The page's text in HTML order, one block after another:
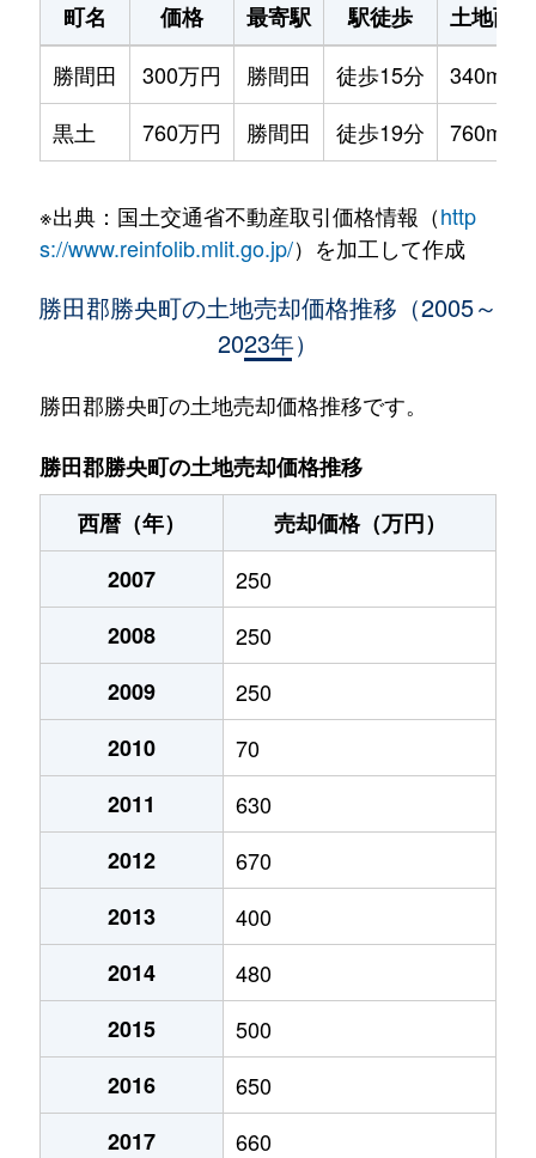
町名 価格 最寄駅 駅徒歩
土地面積
勝間田
300万円 勝間田 徒歩15分
340m²
黒土
760万円 勝間田 徒歩19分 760m²
※出典：国土交通省不動産取引価格情報（http
s://www.reinfolib.mlit.go.jp/）を加工して作成
勝田郡勝央町の土地売却価格推移（2005～
2023年）
勝田郡勝央町の土地売却価格推移です。
勝田郡勝央町の土地売却価格推移
西暦（年）
売却価格（万円）
2007
250
2008
250
2009
250
2010
70
2011
630
2012
670
2013
400
2014
480
2015
500
2016
650
2017
660